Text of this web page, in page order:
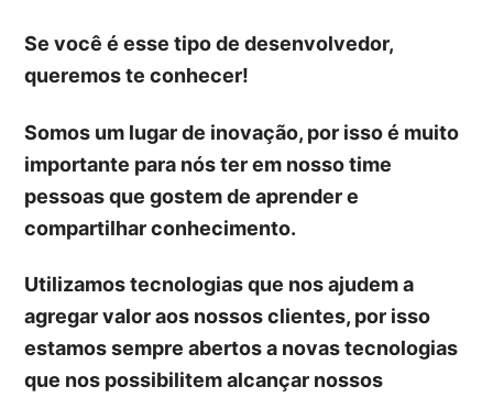
Se você é esse tipo de desenvolvedor,
queremos te conhecer!
Somos um lugar de inovação, por isso é muito
importante para nós ter em nosso time
pessoas que gostem de aprender e
compartilhar conhecimento.
Utilizamos tecnologias que nos ajudem a
agregar valor aos nossos clientes, por isso
estamos sempre abertos a novas tecnologias
que nos possibilitem alcançar nossos